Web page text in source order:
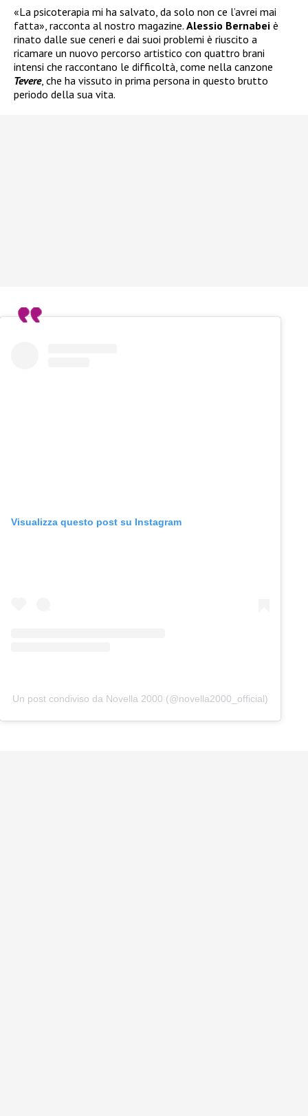
«La psicoterapia mi ha salvato, da solo non ce l’avrei mai
fatta», racconta al nostro magazine. Alessio Bernabei è
rinato dalle sue ceneri e dai suoi problemi è riuscito a
ricamare un nuovo percorso artistico con quattro brani
intensi che raccontano le difficoltà, come nella canzone
Tevere, che ha vissuto in prima persona in questo brutto
periodo della sua vita.
Visualizza questo post su Instagram
Un post condiviso da Novella 2000 (@novella2000_official)